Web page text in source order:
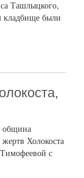
Ташлыцкого,
кладбище были
община
Холокоста
с